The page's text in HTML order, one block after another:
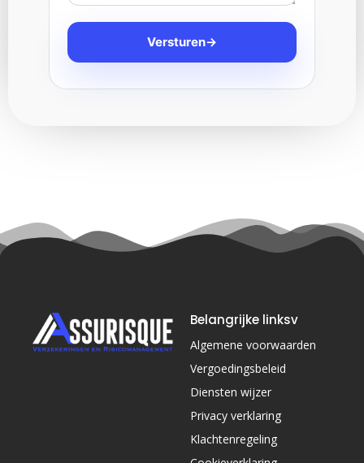
Versturen→
Belangrijke linksv
Algemene voorwaarden
Vergoedingsbeleid
Diensten wijzer
Privacy verklaring
Klachtenregeling